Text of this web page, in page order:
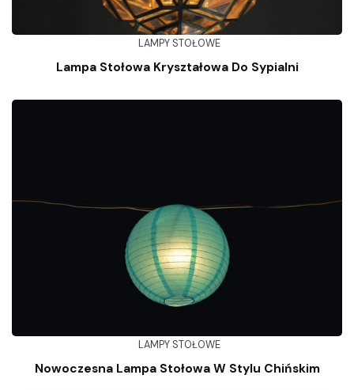
LAMPY STOŁOWE
Lampa Stołowa Kryształowa Do Sypialni
LAMPY STOŁOWE
Nowoczesna Lampa Stołowa W Stylu Chińskim